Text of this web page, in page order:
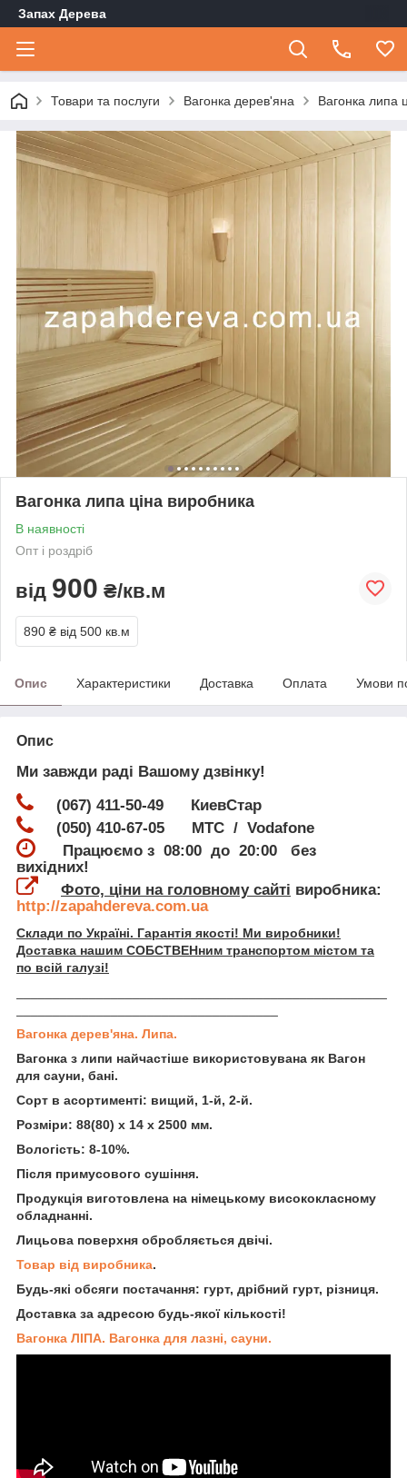
Запах Дерева
Товари та послуги Вагонка дерев'яна Вагонка липа
Вагонка липа ціна виробника
В наявності
Опт і роздріб
від 900 ₴/кв.м
890 ₴ від 500 кв.м
Опис Характеристики Доставка Оплата Умови
Опис
Ми завжди раді Вашому дзвінку!
(067) 411-50-49 КиевСтар
(050) 410-67-05 МТС / Vodafone
Працюємо з 08:00 до 20:00 без
вихідних!
Фото, ціни на головному сайті виробника:
http://zapahdereva.com.ua
Склади по Україні. Гарантія якості! Ми виробники!
Доставка нашим СОБСТВЕНним транспортом містом та
по всій галузі!
Вагонка дерев'яна. Липа.
Вагонка з липи найчастіше використовувана як Вагон
для сауни, бані.
Сорт в асортименті: вищий, 1-й, 2-й.
Розміри: 88(80) х 14 х 2500 мм.
Вологість: 8-10%.
Після примусового сушіння.
Продукція виготовлена на німецькому висококласному
обладнанні.
Лицьова поверхня обробляється двічі.
Товар від виробника.
Будь-які обсяги постачання: гурт, дрібний гурт, різниця.
Доставка за адресою будь-якої кількості!
Вагонка ЛІПА. Вагонка для лазні, сауни.